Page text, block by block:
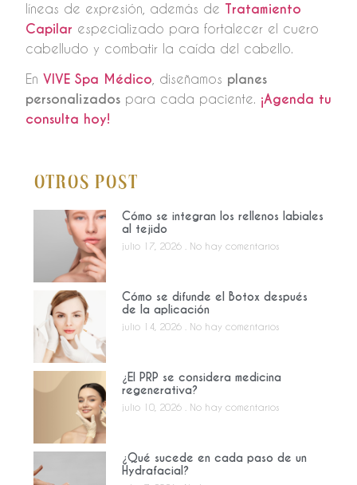
Otros Post
Cómo se integran los rellenos labiales
al tejido
julio 17, 2026 No hay comentarios
Cómo se difunde el Botox después
de la aplicación
julio 14, 2026 No hay comentarios
¿El PRP se considera medicina
regenerativa?
julio 10, 2026 No hay comentarios
¿Qué sucede en cada paso de un
Hydrafacial?
líneas de expresión, además de Tratamiento
Capilar especializado para fortalecer el cuero
cabelludo y combatir la caída del cabello.
En VIVE Spa Médico , diseñamos planes
personalizados para cada paciente. ¡Agenda tu
consulta hoy!